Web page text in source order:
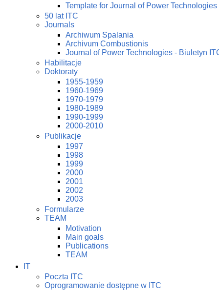
Template for Journal of Power Technologies
50 lat ITC
Journals
Archiwum Spalania
Archivum Combustionis
Journal of Power Technologies - Biuletyn
Habilitacje
Doktoraty
1955-1959
1960-1969
1970-1979
1980-1989
1990-1999
2000-2010
Publikacje
1997
1998
1999
2000
2001
2002
2003
Formularze
TEAM
Motivation
Main goals
Publications
TEAM
IT
Poczta ITC
Oprogramowanie dostępne w ITC